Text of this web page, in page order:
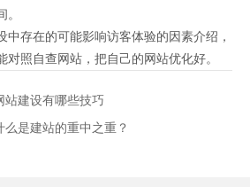
存在的可能影响访客体验的因素介绍，
对照自查网站，把自己的网站优化好。
站建设有哪些技巧
么是建站的重中之重？